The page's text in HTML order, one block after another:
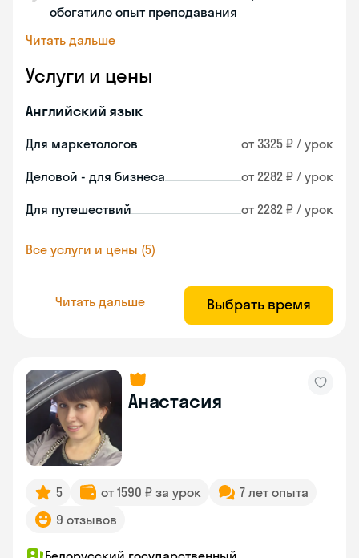
обогатило опыт преподавания
Читать дальше
Услуги и цены
Английский язык
Для маркетологов от 3325 ₽ / урок
Деловой - для бизнеса от 2282 ₽ / урок
Для путешествий от 2282 ₽ / урок
Все услуги и цены (5)
Читать дальше Выбрать время
Анастасия
5 от 1590 ₽ за урок
7 лет опыта
9 отзывов